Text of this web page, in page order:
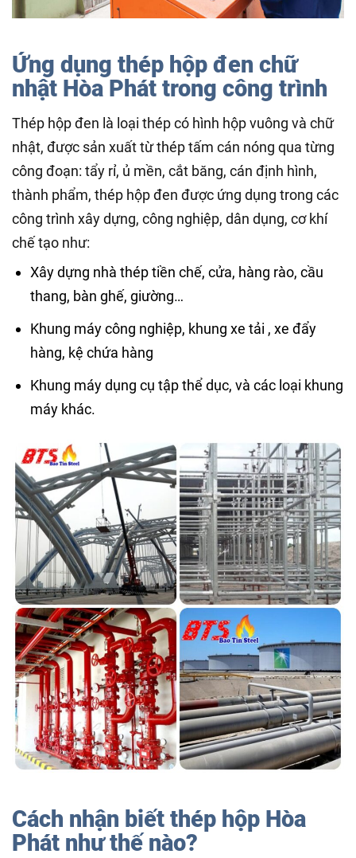
Ứng dụng thép hộp đen chữ
nhật Hòa Phát trong công trình
Thép hộp đen là loại thép có hình hộp vuông và chữ
nhật, được sản xuất từ thép tấm cán nóng qua từng
công đoạn: tẩy rỉ, ủ mền, cắt băng, cán định hình,
thành phẩm, thép hộp đen được ứng dụng trong các
công trình xây dựng, công nghiệp, dân dụng, cơ khí
chế tạo như:
Xây dựng nhà thép tiền chế, cửa, hàng rào, cầu
thang, bàn ghế, giường…
Khung máy công nghiệp, khung xe tải , xe đẩy
hàng, kệ chứa hàng
Khung máy dụng cụ tập thể dục, và các loại khung
máy khác.
Cách nhận biết thép hộp Hòa
Phát như thế nào?